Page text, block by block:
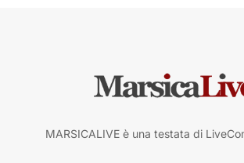
MARSICALIVE è una testata di